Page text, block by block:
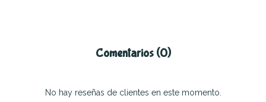
Comentarios (0)
No hay reseñas de clientes en este momento.